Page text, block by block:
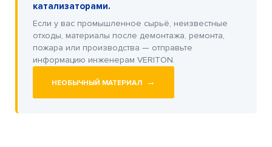
катализаторами.
Если у вас промышленное сырьё, неизвестные
отходы, материалы после демонтажа, ремонта,
пожара или производства — отправьте
информацию инженерам VERITON.
НЕОБЫЧНЫЙ МАТЕРИАЛ →